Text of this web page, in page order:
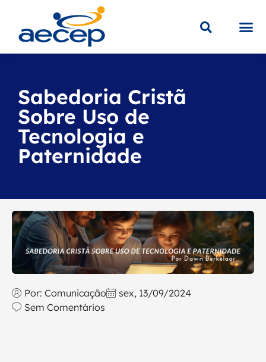
Sabedoria Cristã
Sobre Uso de
Tecnologia e
Paternidade
Por: Comunicação
sex, 13/09/2024
Sem Comentários